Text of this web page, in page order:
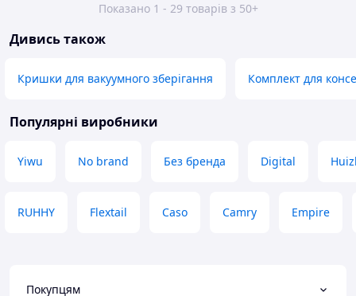
Показано 1 - 29 товарів з 50+
Дивись також
Кришки для вакуумного зберігання Комплект для
Популярні виробники
Yiwu No brand Без бренда Digital
RUHHY Flextail Caso Camry Empire
Покупцям